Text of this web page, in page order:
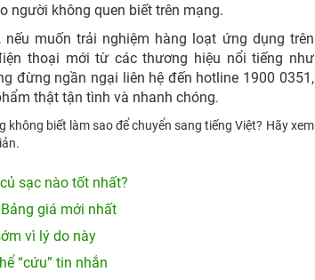
người không quen biết trên mạng.
muốn trải nghiệm hàng loạt ứng dụng trên
thoại mới từ các thương hiệu nổi tiếng như
đừng ngần ngại liên hệ đến hotline 1900 0351,
thật tận tình và nhanh chóng.
biết làm sao để chuyển sang tiếng Việt? Hãy xem
sạc nào tốt nhất?
giá mới nhất
vì lý do này
“cứu” tin nhắn